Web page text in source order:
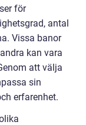
för
antal
Vissa banor
kan vara
att välja
sin
erfarenhet.